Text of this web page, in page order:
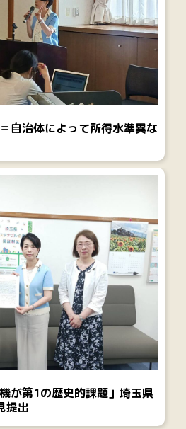
自治体によって所得水準異な
が第1の歴史的課題」埼玉県
提出